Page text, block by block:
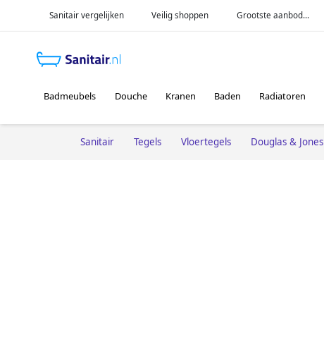
Sanitair vergelijken Veilig shoppen Grootste aanbod...
Badmeubels Douche Kranen Baden Radiatoren
Sanitair Tegels Vloertegels Douglas & Jones